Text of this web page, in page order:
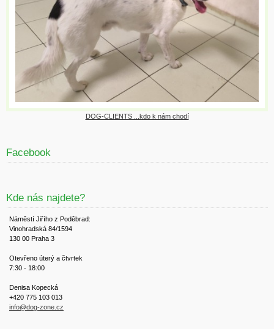
DOG-CLIENTS ...kdo k nám chodí
Facebook
Kde nás najdete?
Náměstí Jiřího z Poděbrad:
Vinohradská 84/1594
130 00 Praha 3
Otevřeno úterý a čtvrtek
7:30 - 18:00
Denisa Kopecká
+420 775 103 013
info@dog-zone.cz